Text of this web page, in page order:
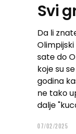
Svi
Da li
sate do
koje su
godina
ne tako
dalje
07/02/2025